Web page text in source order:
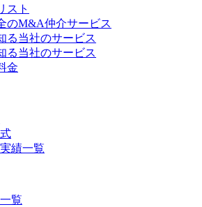
スト
のM&A仲介サービス
る当社のサービス
る当社のサービス
金
績一覧
覧